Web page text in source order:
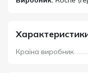
Країна виробник